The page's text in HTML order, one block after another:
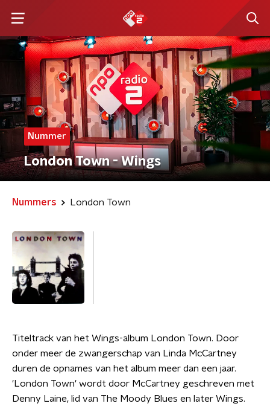
Nummer
London Town - Wings
Nummers London Town
Titeltrack van het Wings-album London Town. Door
onder meer de zwangerschap van Linda McCartney
duren de opnames van het album meer dan een jaar.
'London Town' wordt door McCartney geschreven met
Denny Laine, lid van The Moody Blues en later Wings.